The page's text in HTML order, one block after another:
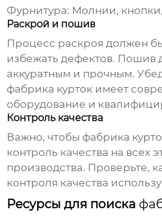
Фурнитура: Молнии,
Раскрой и пошив
Процесс раскроя должен
избежать дефектов. Пошив
аккуратным и прочным.
фабрика курток имеет
оборудование и
Контроль качества
Важно, чтобы фабрика
контроль качества на всех
производства. Проверьте,
контроля качества
Ресурсы для поиска